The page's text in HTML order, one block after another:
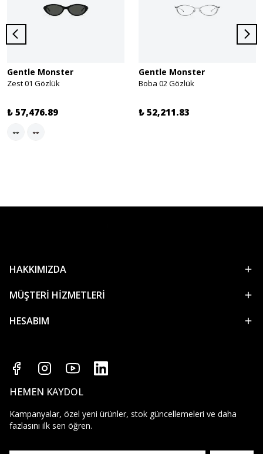
Gentle Monster
Zest 01 Gözlük
₺ 57,476.89
Gentle Monster
Boba 02 Gözlük
₺ 52,211.83
HAKKIMIZDA
MÜŞTERİ HİZMETLERİ
HESABIM
HEMEN KAYDOL
Kampanyalar, özel yeni ürünler, stok güncellemeleri ve daha
fazlasını ilk sen öğren.